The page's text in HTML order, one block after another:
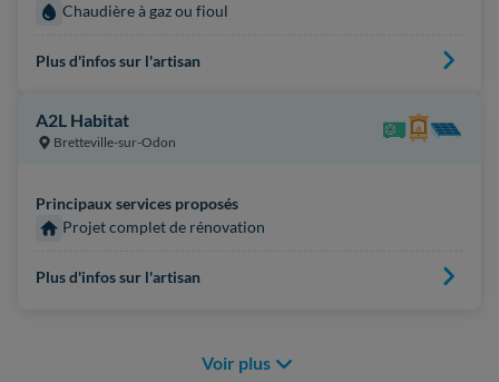
Chaudière à gaz ou fioul
Plus d'infos sur l'artisan
A2L Habitat
Bretteville-sur-Odon
Principaux services proposés
Projet complet de rénovation
Plus d'infos sur l'artisan
Voir plus